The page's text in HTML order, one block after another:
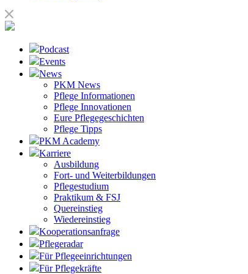
Podcast
Events
News
PKM News
Pflege Informationen
Pflege Innovationen
Eure Pflegegeschichten
Pflege Tipps
PKM Academy
Karriere
Ausbildung
Fort- und Weiterbildungen
Pflegestudium
Praktikum & FSJ
Quereinstieg
Wiedereinstieg
Kooperationsanfrage
Pflegeradar
Für Pflegeeinrichtungen
Für Pflegekräfte